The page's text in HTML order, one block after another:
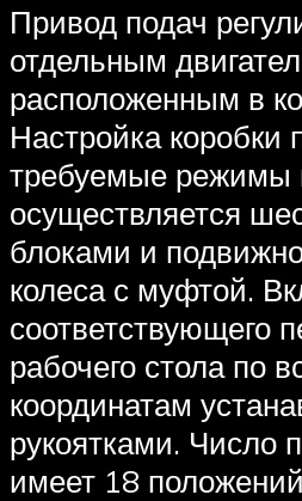
Привод подач
отдельным
расположенным в
Настройка коробки
требуемые режимы
осуществляется
блоками и
колеса с муфтой.
соответствующего
рабочего стола по
координатам
рукоятками. Число
имеет 18